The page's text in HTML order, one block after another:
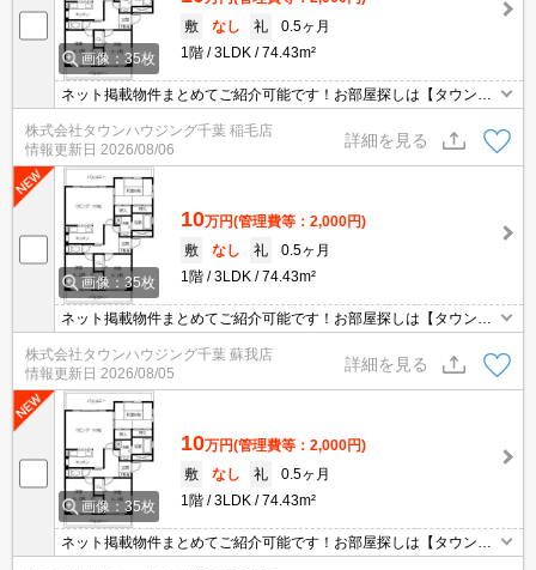
画像：35枚
敷
なし 礼
0.5ヶ月
1階
3LDK 74.43m²
ネット掲載物件まとめてご紹介可能です！お部屋探しは【タウンハ
ウジング】にお任せください！※オンライン内見・現地待ち合わせ
は事前にご相談ください。
株式会社タウンハウジング千葉 稲毛店
情報更新日 2026/08/06
詳細を見る
画像：35枚
10万円(管理費等：2,000円)
敷
なし 礼
0.5ヶ月
1階
3LDK 74.43m²
ネット掲載物件まとめてご紹介可能です！お部屋探しは【タウンハ
ウジング】にお任せください！※オンライン内見・現地待ち合わせ
は事前にご相談ください。
株式会社タウンハウジング千葉 蘇我店
情報更新日 2026/08/05
詳細を見る
画像：35枚
10万円(管理費等：2,000円)
敷
なし 礼
0.5ヶ月
1階
3LDK 74.43m²
ネット掲載物件まとめてご紹介可能です！お部屋探しは【タウンハ
ウジング】にお任せください！※オンライン内見・現地待ち合わせ